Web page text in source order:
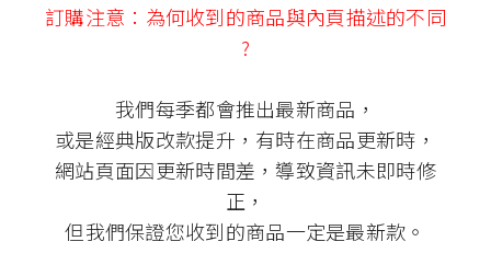
訂購注意：為何收到的商品與內頁描述的不同
?
我們每季都會推出最新商品，
或是經典版改款提升，有時在商品更新時，
網站頁面因更新時間差，導致資訊未即時修
正，
但我們保證您收到的商品一定是最新款。